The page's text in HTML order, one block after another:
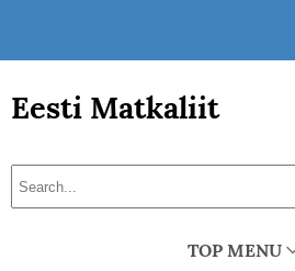
Eesti Matkaliit
TOP MENU